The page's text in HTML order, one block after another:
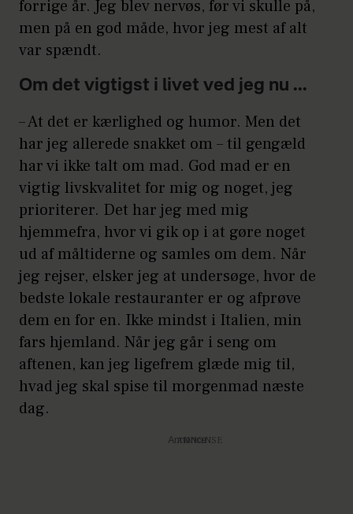
forrige år. Jeg blev nervøs, før vi skulle på,
men på en god måde, hvor jeg mest af alt
var spændt.
Om det vigtigst i livet ved jeg nu ...
– At det er kærlighed og humor. Men det
har jeg allerede snakket om – til gengæld
har vi ikke talt om mad. God mad er en
vigtig livskvalitet for mig og noget, jeg
prioriterer. Det har jeg med mig
hjemmefra, hvor vi gik op i at gøre noget
ud af måltiderne og samles om dem. Når
jeg rejser, elsker jeg at undersøge, hvor de
bedste lokale restauranter er og afprøve
dem en for en. Ikke mindst i Italien, min
fars hjemland. Når jeg går i seng om
aftenen, kan jeg ligefrem glæde mig til,
hvad jeg skal spise til morgenmad næste
dag.
Annonce